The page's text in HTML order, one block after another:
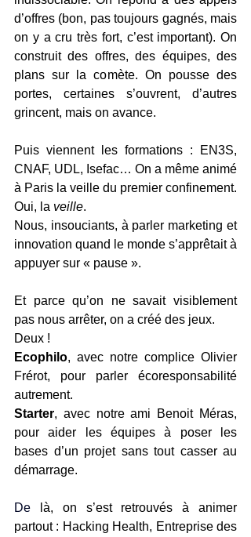
d’offres (bon, pas toujours gagnés, mais
on y a cru très fort, c’est important). On
construit des offres, des équipes, des
plans sur la comète. On pousse des
portes, certaines s’ouvrent, d’autres
grincent, mais on avance.
Puis viennent les formations : EN3S,
CNAF, UDL, Isefac… On a même animé
à Paris la veille du premier confinement.
Oui, la veille.
Nous, insouciants, à parler marketing et
innovation quand le monde s’apprêtait à
appuyer sur « pause ».
Et parce qu’on ne savait visiblement
pas nous arrêter, on a créé des jeux.
Deux !
Ecophilo, avec notre complice Olivier
Frérot, pour parler écoresponsabilité
autrement.
Starter, avec notre ami Benoit Méras,
pour aider les équipes à poser les
bases d’un projet sans tout casser au
démarrage.
De là, on s’est retrouvés à animer
partout : Hacking Health, Entreprise des